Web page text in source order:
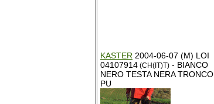
KASTER 2004-06-07 (M) LOI
04107914 (CH(IT)T) - BIANCO
NERO TESTA NERA TRONCO
PU